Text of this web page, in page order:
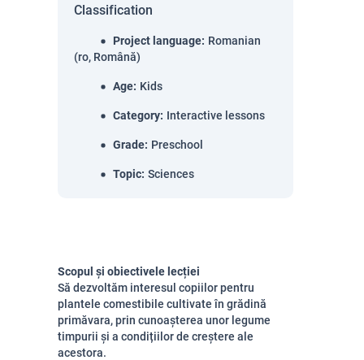
Classification
Project language: Romanian
(ro, Română)
Age: Kids
Category: Interactive lessons
Grade: Preschool
Topic: Sciences
Scopul și obiectivele lecției
Să dezvoltăm interesul copiilor pentru
plantele comestibile cultivate în grădină
primăvara, prin cunoașterea unor legume
timpurii și a condițiilor de creștere ale
acestora.